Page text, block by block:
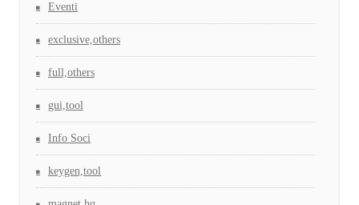
Eventi
exclusive,others
full,others
gui,tool
Info Soci
keygen,tool